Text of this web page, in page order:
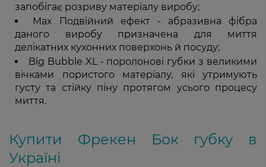
запобігає розриву матеріалу виробу;
Max Подвійний ефект - абразивна фібра
даного виробу призначена для миття
делікатних кухонних поверхонь й посуду;
Big Bubble XL - поролонові губки з великими
вічками пористого матеріалу, які утримують
густу та стійку піну протягом усього процесу
миття.
Купити Фрекен Бок губку в
Україні